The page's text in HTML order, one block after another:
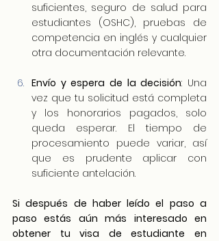
suficientes, seguro de salud para
estudiantes (OSHC), pruebas de
competencia en inglés y cualquier
otra documentación relevante.
Envío y espera de la decisión: Una
vez que tu solicitud está completa
y los honorarios pagados, solo
queda esperar. El tiempo de
procesamiento puede variar, así
que es prudente aplicar con
suficiente antelación.
Si después de haber leído el paso a
paso estás aún más interesado en
obtener tu visa de estudiante en